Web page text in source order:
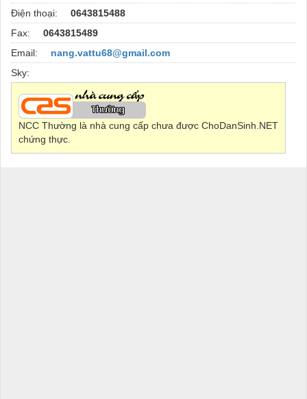
Điện thoại:
0643815488
Fax:
0643815489
Email:
nang.vattu68@gmail.com
Sky:
NCC Thường là nhà cung cấp chưa được ChoDanSinh.NET
chứng thực.